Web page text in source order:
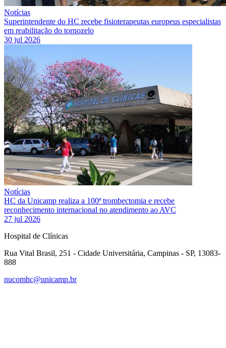
Notícias
Superintendente do HC recebe fisioterapeutas europeus especialistas
em reabilitação do tornozelo
30 jul 2026
Notícias
HC da Unicamp realiza a 100ª trombectomia e recebe
reconhecimento internacional no atendimento ao AVC
27 jul 2026
Hospital de Clínicas
Rua Vital Brasil, 251 - Cidade Universitária, Campinas - SP, 13083-
888
nucomhc@unicamp.br